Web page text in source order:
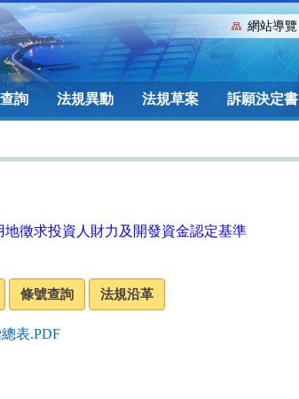
::: 網站導覽
詢 法規異動 法規草案 訴願決定書
徵求投資人財力及開發資金認定基準
表.PDF